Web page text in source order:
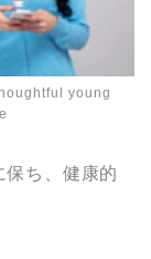
young
保ち、健康的